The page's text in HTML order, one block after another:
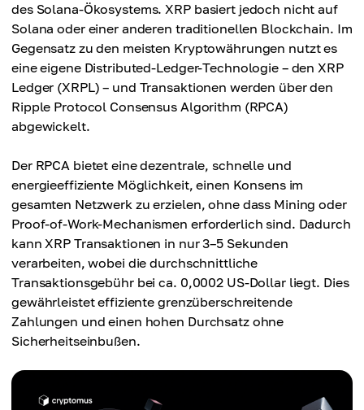
des Solana-Ökosystems. XRP basiert jedoch nicht auf
Solana oder einer anderen traditionellen Blockchain. Im
Gegensatz zu den meisten Kryptowährungen nutzt es
eine eigene Distributed-Ledger-Technologie – den XRP
Ledger (XRPL) – und Transaktionen werden über den
Ripple Protocol Consensus Algorithm (RPCA)
abgewickelt.
Der RPCA bietet eine dezentrale, schnelle und
energieeffiziente Möglichkeit, einen Konsens im
gesamten Netzwerk zu erzielen, ohne dass Mining oder
Proof-of-Work-Mechanismen erforderlich sind. Dadurch
kann XRP Transaktionen in nur 3–5 Sekunden
verarbeiten, wobei die durchschnittliche
Transaktionsgebühr bei ca. 0,0002 US-Dollar liegt. Dies
gewährleistet effiziente grenzüberschreitende
Zahlungen und einen hohen Durchsatz ohne
Sicherheitseinbußen.